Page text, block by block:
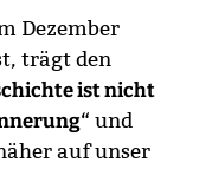
Dezember
trägt den
ist nicht
“ und
auf unser